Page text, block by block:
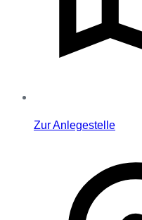
Zur Anlegestelle